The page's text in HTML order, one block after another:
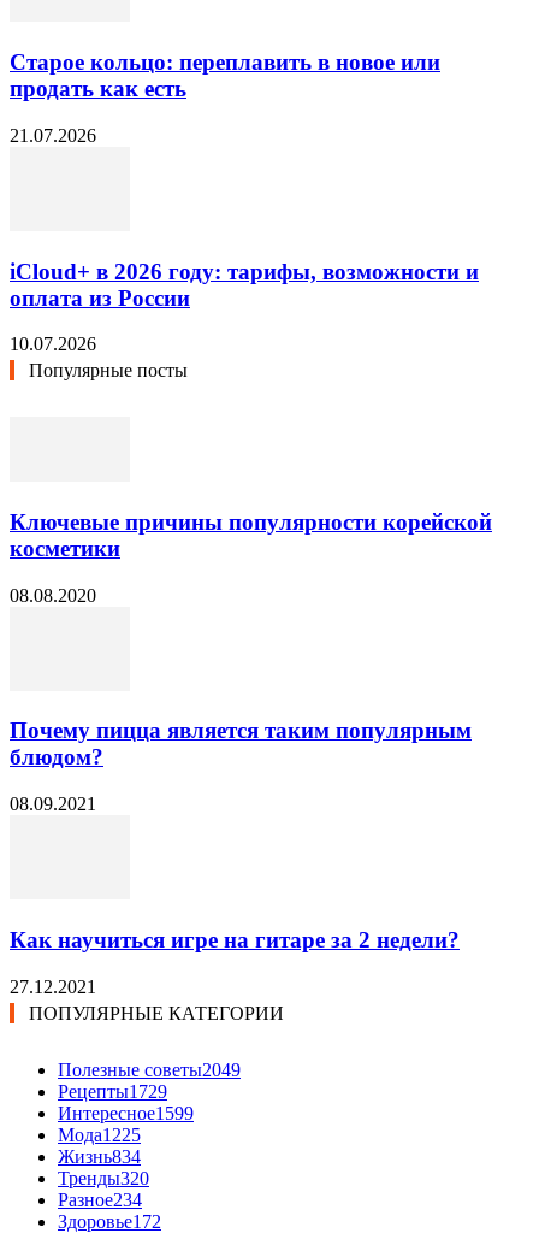
Старое кольцо: переплавить в новое или
продать как есть
21.07.2026
iCloud+ в 2026 году: тарифы, возможности и
оплата из России
10.07.2026
Популярные посты
Ключевые причины популярности корейской
косметики
08.08.2020
Почему пицца является таким популярным
блюдом?
08.09.2021
Как научиться игре на гитаре за 2 недели?
27.12.2021
ПОПУЛЯРНЫЕ КАТЕГОРИИ
Полезные советы2049
Рецепты1729
Интересное1599
Мода1225
Жизнь834
Тренды320
Разное234
Здоровье172